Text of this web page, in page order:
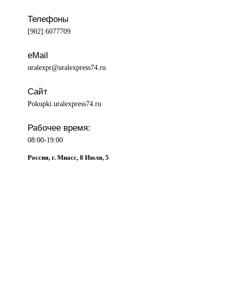
Телефоны
[902] 6077709
eMail
uralexpr@uralexpress74.ru
Сайт
Pokupki.uralexpress74.ru
Рабочее время:
08:00-19:00
Россия, г. Миасс, 8 Июля, 5